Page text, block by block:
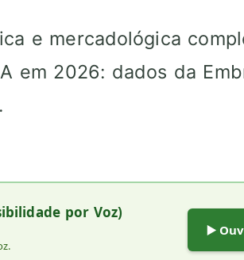
e mercadológica
em 2026: dados da
por Voz)
▶️